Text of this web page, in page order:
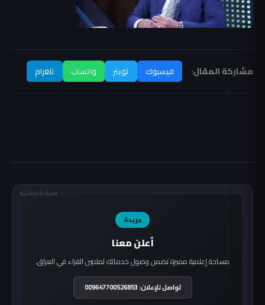
مشاركة المقال: فيسبوك تويتر واتساب تلغرام
مساحة إعلانية
جريدة
أعلن معنا
مساحة إعلانية مميزة تضمن وصول خدماتك لملايين القراء في العراق.
تواصل للإعلان: 009647700526853